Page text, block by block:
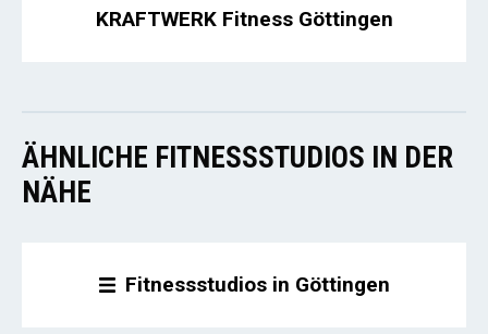
KRAFTWERK Fitness Göttingen
ÄHNLICHE FITNESSSTUDIOS IN DER
NÄHE
Fitnessstudios in Göttingen